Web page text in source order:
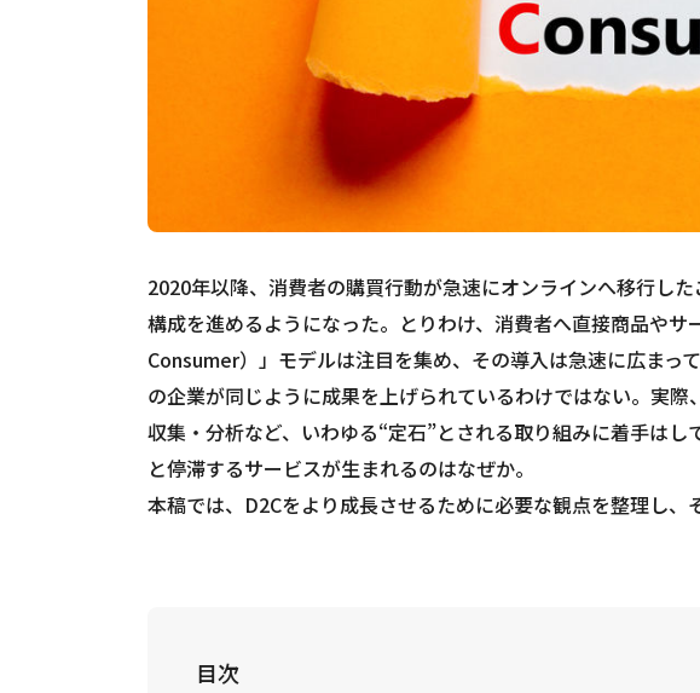
2020年以降、消費者の購買行動が急速にオンラインへ移行し
構成を進めるようになった。とりわけ、消費者へ直接商品や
Consumer）」モデルは注目を集め、その導入は急速に広まっ
の企業が同じように成果を上げられているわけではない。実
収集・分析など、いわゆる“定石”とされる取り組みに着手は
と停滞するサービスが生まれるのはなぜか。
本稿では、D2Cをより成長させるために必要な観点を整理し、
目次